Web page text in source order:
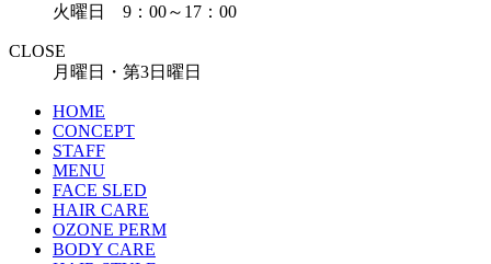
火曜日 9：00～17：00
CLOSE
月曜日・第3日曜日
HOME
CONCEPT
STAFF
MENU
FACE SLED
HAIR CARE
OZONE PERM
BODY CARE